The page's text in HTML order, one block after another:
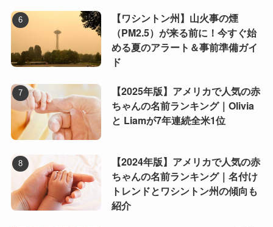
【ワシントン州】山火事の煙
（PM2.5）が来る前に！今すぐ始
める夏のアラート＆事前準備ガイ
ド
【2025年版】アメリカで人気の赤
ちゃんの名前ランキング｜Olivia
と Liamが7年連続全米1位
【2024年版】アメリカで人気の赤
ちゃんの名前ランキング｜名付け
トレンドとワシントン州の傾向も
紹介